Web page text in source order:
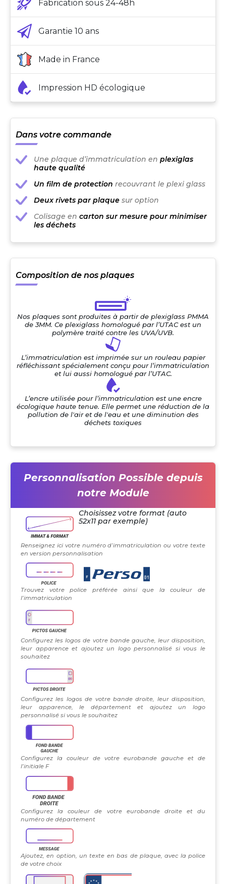
Fabrication sous 24-48h
Garantie 10 ans
Made in France
Impression HD écologique
Dans votre commande
Une plaque d’immatriculation en plexiglas
haute qualité
Un film de protection recouvrant le plexi glass
Deux rivets par plaque sur option
Colisage en carton sur mesure pour minimiser
les déchets
Composition de nos plaques
Nos plaques sont produites à partir de plexiglass PMMA
de 3MM. Ce plexiglass homologué par l’UTAC est un
polymère traité contre les UVA/UVB.
L’immatriculation est imprimée sur un rouleau papier
réfléchissant spécialement conçu pour l’immatriculation
et lui aussi homologué par l’UTAC.
L’encre utilisée pour l’immatriculation est une encre
écologique haute tenue. Elle permet une réduction de la
pollution de l'air et de l'eau et une diminution des
déchets toxiques
Personnalisation Possible depuis
notre Module
Choisissez votre format (auto
52x11 par exemple)
Renseignez ici votre numéro d’immatriculation ou votre texte
en version personnalisation
Trouvez votre police préférée ainsi que la couleur de
l’immatriculation
Configurez les logos de votre bande gauche, leur disposition,
leur apparence et ajoutez un logo personnalisé si vous le
souhaitez
Configurez les logos de votre bande droite, leur disposition,
leur apparence, le département et ajoutez un logo
personnalisé si vous le souhaitez
Configurez la couleur de votre eurobande gauche et de
l’initiale F
Configurez la couleur de votre eurobande droite et du
numéro de département
Ajoutez, en option, un texte en bas de plaque, avec la police
de votre choix